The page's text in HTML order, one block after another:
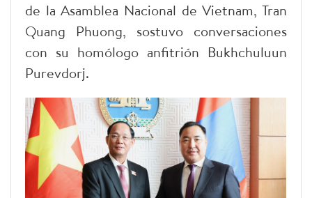
de la Asamblea Nacional de Vietnam, Tran
Quang Phuong, sostuvo conversaciones
con su homólogo anfitrión Bukhchuluun
Purevdorj.